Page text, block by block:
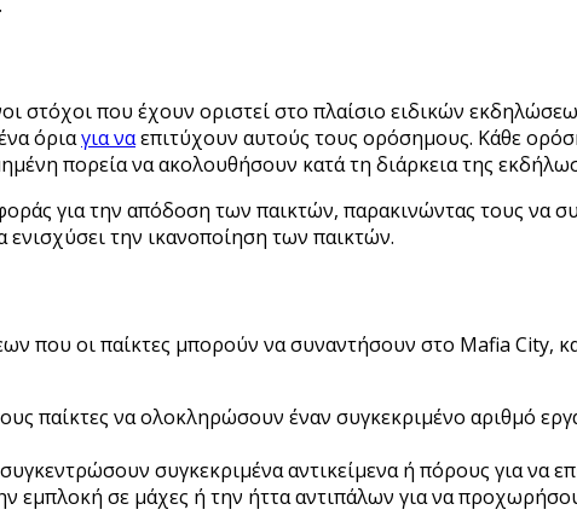
στόχοι που έχουν οριστεί στο πλαίσιο ειδικών
όριαγια ναεπιτύχουν αυτούς τους ορόσημους. Κάθε
πορεία να ακολουθήσουν κατά τη διάρκεια της
για την απόδοση των παικτών, παρακινώντας τους
ενισχύσει την ικανοποίηση των παικτών.
οι παίκτες μπορούν να συναντήσουν στο Mafia City,
παίκτες να ολοκληρώσουν έναν συγκεκριμένο αριθμό
συγκεκριμένα αντικείμενα ή πόρους για να
εμπλοκή σε μάχες ή την ήττα αντιπάλων για να